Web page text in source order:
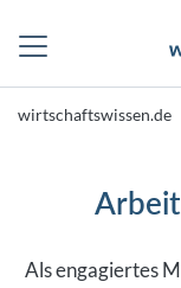
wirtschaftswissen.de
Als engagiertes